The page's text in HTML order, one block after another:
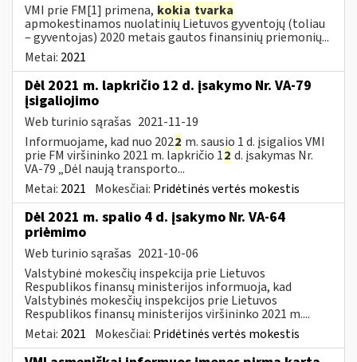
VMI prie FM[1] primena, kokia tvarka
apmokestinamos nuolatinių Lietuvos gyventojų (toliau
– gyventojas) 2020 metais gautos finansinių priemonių...
Metai: 2021
Dėl 2021 m. lapkričio 12 d. įsakymo Nr. VA-79
įsigaliojimo
Web turinio sąrašas 2021-11-19
Informuojame, kad nuo 2022 m. sausio 1 d. įsigalios VMI
prie FM viršininko 2021 m. lapkričio 12 d. įsakymas Nr.
VA-79 „Dėl naują transporto...
Metai: 2021 Mokesčiai: Pridėtinės vertės mokestis
Dėl 2021 m. spalio 4 d. įsakymo Nr. VA-64
priėmimo
Web turinio sąrašas 2021-10-06
Valstybinė mokesčių inspekcija prie Lietuvos
Respublikos finansų ministerijos informuoja, kad
Valstybinės mokesčių inspekcijos prie Lietuvos
Respublikos finansų ministerijos viršininko 2021 m....
Metai: 2021 Mokesčiai: Pridėtinės vertės mokestis